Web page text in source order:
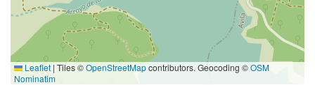
Leaflet | Tiles ©OpenStreetMapcontributors. Geocoding ©OSM
Nominatim